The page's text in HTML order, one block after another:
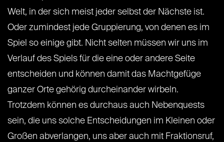
Welt, in der sich meist jeder selbst der Nächste ist.
Oder zumindest jede Gruppierung, von denen es im
Spiel so einige gibt. Nicht selten müssen wir uns im
Verlauf des Spiels für die eine oder andere Seite
entscheiden und können damit das Machtgefüge
ganzer Orte gehörig durcheinander wirbeln.
Trotzdem können es durchaus auch Nebenquests
sein, die uns solche Entscheidungen im Kleinen oder
Großen abverlangen, uns aber auch mit Fraktionsruf,